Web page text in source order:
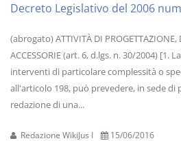
Decreto Legislativo del 2006
(abrogato) ATTIVITÀ DI PROGETTAZIONE,
ACCESSORIE (art. 6, d.lgs. n. 30/2004) [1.
interventi di particolare complessità o
all'articolo 198, può prevedere, in sede
redazione di una...
Redazione WikiJus I 15/06/2016